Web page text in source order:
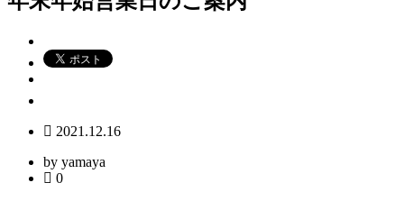
2021.12.16
by yamaya
0